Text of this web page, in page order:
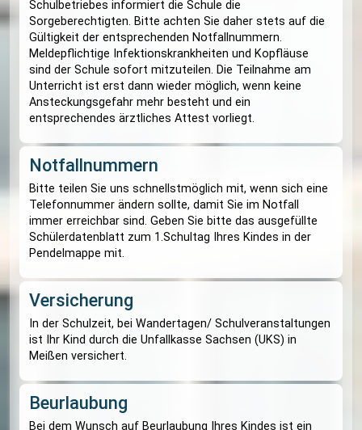
Musterentschuldigung
Hiermit bitte ich das Fehlen meines Kindes
______________ (Name)
aus der Klasse _____
vom ______________ bis ______________
Er/ Sie hat ______________ (Grund/
Vielen Dank!
Im Fall einer Erkrankung oder eines Unfalls
Schulbetriebes informiert die Schule die
Sorgeberechtigten. Bitte achten Sie daher stets
Gültigkeit der entsprechenden Notfallnummern.
Meldepflichtige Infektionskrankheiten und
sind der Schule sofort mitzuteilen. Die
Unterricht ist erst dann wieder möglich, wenn